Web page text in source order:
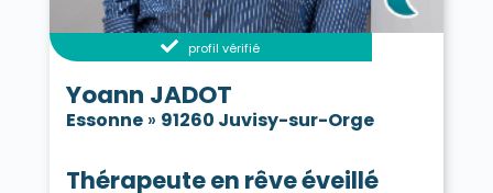
profil vérifié
Yoann JADOT
Essonne» 91260 Juvisy-sur-Orge
Thérapeute en rêve éveillé